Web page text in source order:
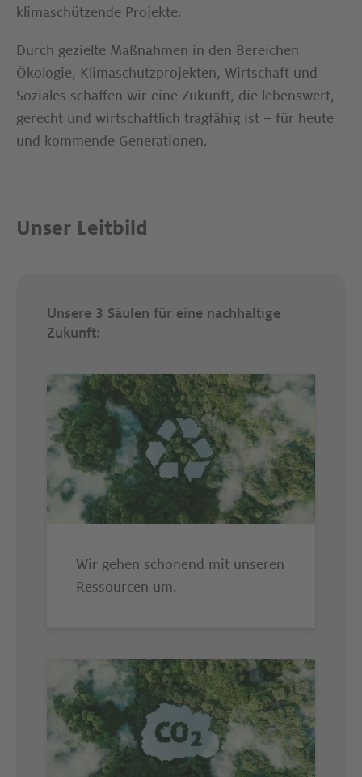
klimaschützende Projekte.
Durch gezielte Maßnahmen in den Bereichen
Ökologie, Klimaschutzprojekten, Wirtschaft und
Soziales schaffen wir eine Zukunft, die lebenswert,
gerecht und wirtschaftlich tragfähig ist – für heute
und kommende Generationen.
Unser Leitbild
Unsere 3 Säulen für eine nachhaltige
Zukunft:
Wir gehen schonend mit unseren
Ressourcen um.